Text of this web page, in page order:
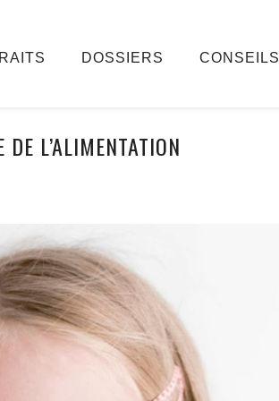
DOSSIERS CONSEILS
DE L’ALIMENTATION